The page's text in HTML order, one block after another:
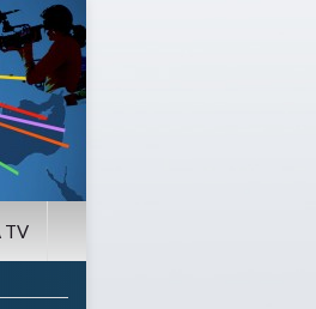
TV